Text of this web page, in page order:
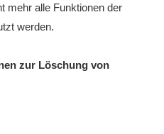
mehr alle Funktionen der
werden.
zur Löschung von